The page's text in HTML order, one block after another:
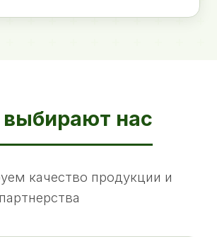
нас
качество продукции и